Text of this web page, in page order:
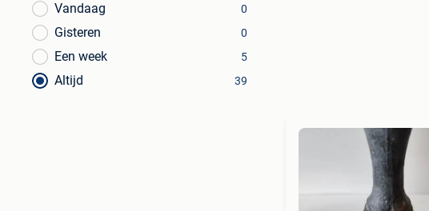
Vandaag
0
Gisteren 0
Een week 5
Altijd 39